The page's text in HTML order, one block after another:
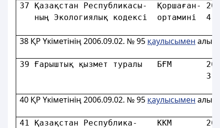
37 Қазақстан Республикасы-
ның Экологиялық кодексi  ортамині
38 ҚР Үкіметінің 2006.09.02. № 95 қаулысымен алып
39 Ғарыштық қызмет туралы   БҒМ
3-тоқсан
40 ҚР Үкіметінің 2006.09.02. № 95 қаулысымен алып
41 Қазақстан Республика-    ККМ